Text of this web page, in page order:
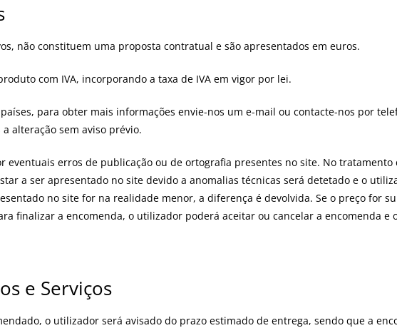
não constituem uma proposta contratual e são apresentados em euros.
com IVA, incorporando a taxa de IVA em vigor por lei.
para obter mais informações envie-nos um e-mail ou contacte-nos por
alteração sem aviso prévio.
erros de publicação ou de ortografia presentes no site. No tratamento
a ser apresentado no site devido a anomalias técnicas será detetado e o
no site for na realidade menor, a diferença é devolvida. Se o preço for
finalizar a encomenda, o utilizador poderá aceitar ou cancelar a encomenda e
e Serviços
o utilizador será avisado do prazo estimado de entrega, sendo que a